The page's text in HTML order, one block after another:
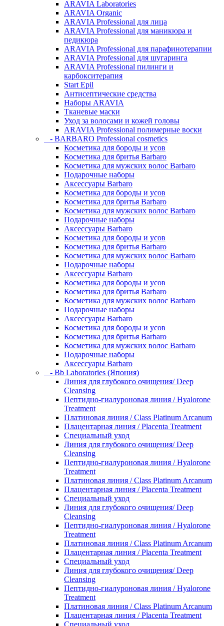
ARAVIA Laboratories
ARAVIA Organic
ARAVIA Professional для лица
ARAVIA Professional для маникюра и
педикюра
ARAVIA Professional для парафинотерапии
ARAVIA Professional для шугаринга
ARAVIA Professional пилинги и
карбокситерапия
Start Epil
Антисептические средства
Наборы ARAVIA
Тканевые маски
Уход за волосами и кожей головы
ARAVIA Professional полимерные воски
- BARBARO Professional cosmetics
Косметика для бороды и усов
Косметика для бритья Barbaro
Косметика для мужских волос Barbaro
Подарочные наборы
Аксессуары Barbaro
Косметика для бороды и усов
Косметика для бритья Barbaro
Косметика для мужских волос Barbaro
Подарочные наборы
Аксессуары Barbaro
Косметика для бороды и усов
Косметика для бритья Barbaro
Косметика для мужских волос Barbaro
Подарочные наборы
Аксессуары Barbaro
Косметика для бороды и усов
Косметика для бритья Barbaro
Косметика для мужских волос Barbaro
Подарочные наборы
Аксессуары Barbaro
Косметика для бороды и усов
Косметика для бритья Barbaro
Косметика для мужских волос Barbaro
Подарочные наборы
Аксессуары Barbaro
- Bb Laboratories (Япония)
Линия для глубокого очищения/ Deep
Cleansing
Пептидно-гиалуроновая линия / Hyalorone
Treatment
Платиновая линия / Class Platinum Arcanum
Плацентарная линия / Placenta Treatment
Специальный уход
Линия для глубокого очищения/ Deep
Cleansing
Пептидно-гиалуроновая линия / Hyalorone
Treatment
Платиновая линия / Class Platinum Arcanum
Плацентарная линия / Placenta Treatment
Специальный уход
Линия для глубокого очищения/ Deep
Cleansing
Пептидно-гиалуроновая линия / Hyalorone
Treatment
Платиновая линия / Class Platinum Arcanum
Плацентарная линия / Placenta Treatment
Специальный уход
Линия для глубокого очищения/ Deep
Cleansing
Пептидно-гиалуроновая линия / Hyalorone
Treatment
Платиновая линия / Class Platinum Arcanum
Плацентарная линия / Placenta Treatment
Специальный уход